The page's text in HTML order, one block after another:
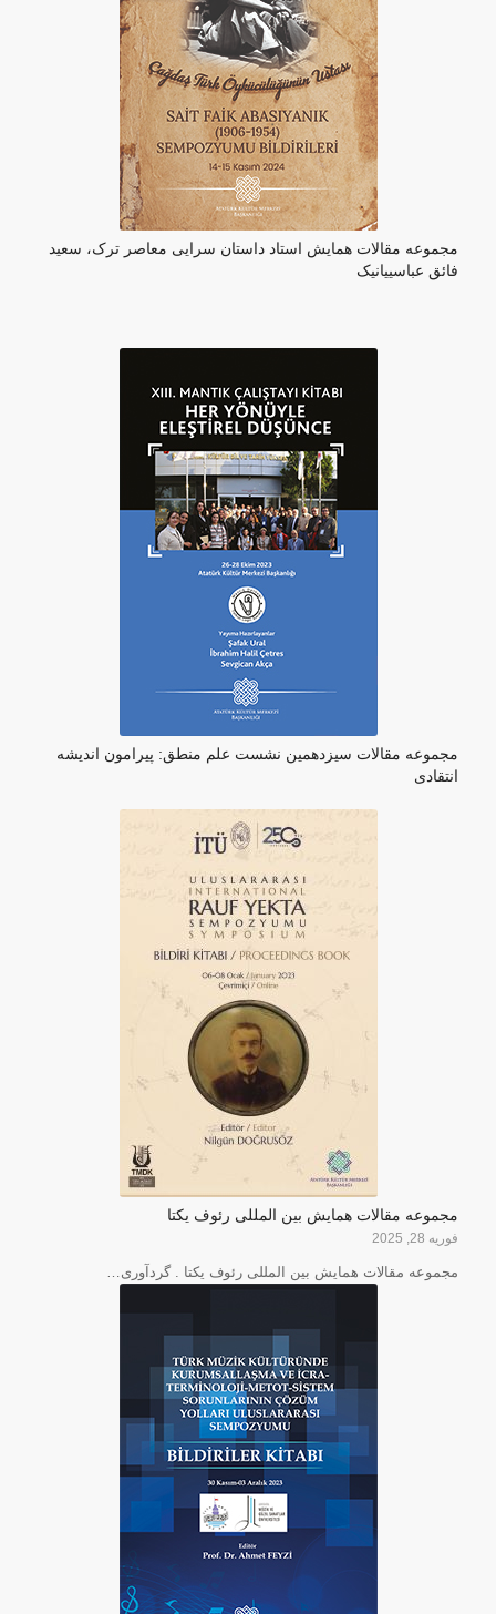
مجموعه مقالات همایش استاد داستان سرایی معاصر ترک، سعید
فائق عباسییانیک
مجموعه مقالات سیزدهمین نشست علم منطق: پیرامون اندیشه
انتقادی
مجموعه مقالات همایش بین المللی رئوف یکتا
فوریه 28, 2025
مجموعه مقالات همایش بین المللی رئوف یکتا . گردآوری…